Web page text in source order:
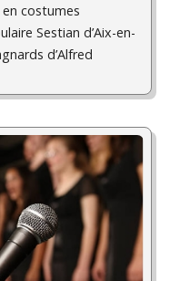
costumes
Sestian d’Aix-en-
d’Alfred